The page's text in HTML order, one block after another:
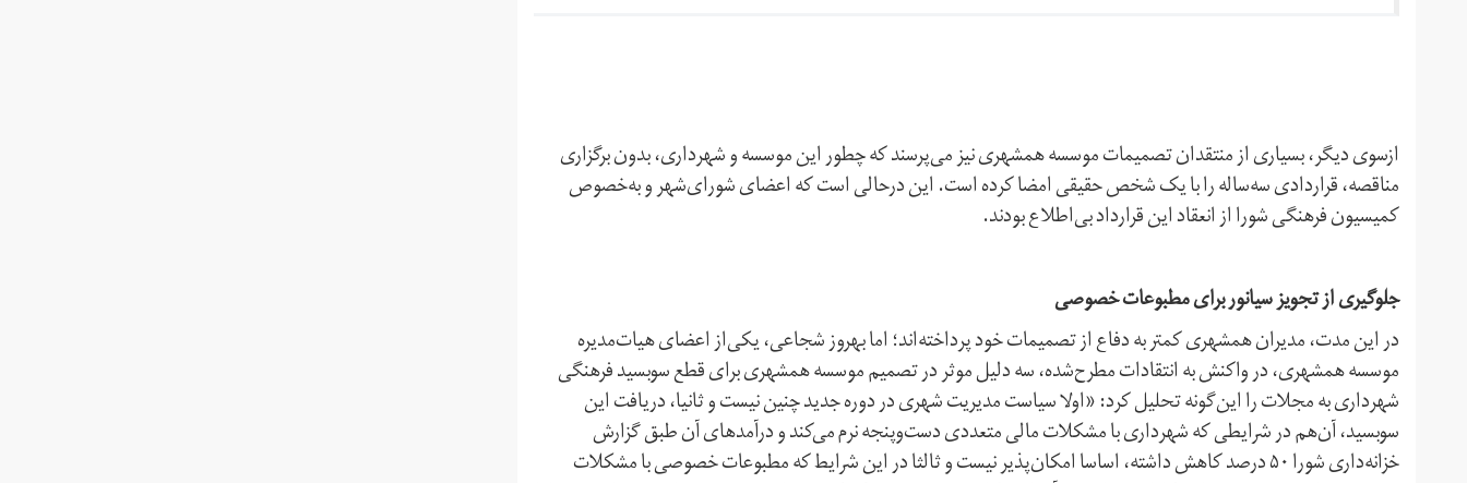
ازسوی دیگر، بسیاری از منتقدان تصمیمات موسسه همشهری نیز می‌پرسند که چطور این موسسه و شهرداری، بدون برگزاری
مناقصه، قراردادی سه‌ساله را با یک شخص حقیقی امضا کرده است. این درحالی است که اعضای شورای‌شهر و به‌خصوص
کمیسیون فرهنگی شورا از انعقاد این قرارداد بی‌اطلاع بودند.
جلوگیری از تجویز سیانور برای مطبوعات خصوصی
در این مدت، مدیران همشهری کمتر به دفاع از تصمیمات خود پرداخته‌اند؛ اما بهروز شجاعی، یکی‌از اعضای هیات‌مدیره
موسسه همشهری، در واکنش به انتقادات مطرح‌شده، سه دلیل موثر در تصمیم موسسه همشهری برای قطع سوبسید فرهنگی
شهرداری به مجلات را این‌گونه تحلیل کرد: «اولا سیاست مدیریت شهری در دوره جدید چنین نیست و ثانیا، دریافت این
سوبسید، آن‌هم در شرایطی که شهرداری با مشکلات ‏مالی متعددی دست‌وپنجه نرم می‌کند و درآمدهای آن طبق گزارش
خزانه‌داری شورا ۵۰ درصد کاهش داشته، اساسا امکان‌پذیر ‏نیست و ثالثا در این شرایط که مطبوعات خصوصی با مشکلات